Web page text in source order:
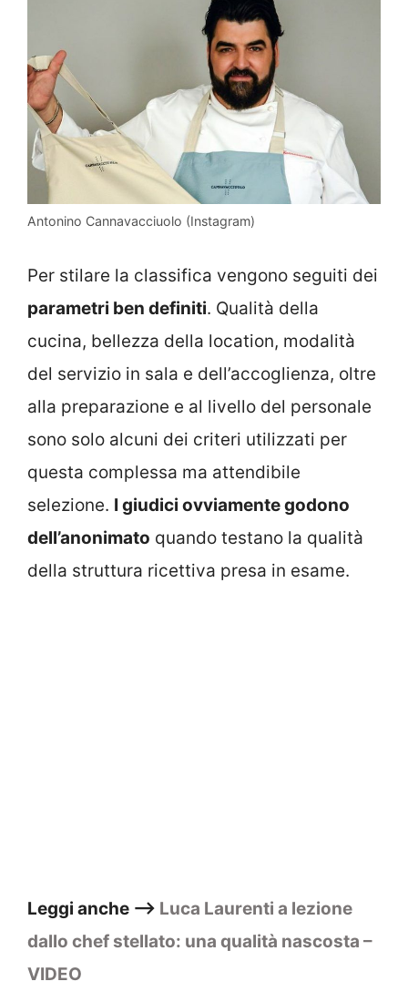
Antonino Cannavacciuolo (Instagram)
Per stilare la classifica vengono seguiti dei
parametri ben definiti. Qualità della
cucina, bellezza della location, modalità
del servizio in sala e dell’accoglienza, oltre
alla preparazione e al livello del personale
sono solo alcuni dei criteri utilizzati per
questa complessa ma attendibile
selezione. I giudici ovviamente godono
dell’anonimato quando testano la qualità
della struttura ricettiva presa in esame.
Leggi anche –> Luca Laurenti a lezione
dallo chef stellato: una qualità nascosta –
VIDEO